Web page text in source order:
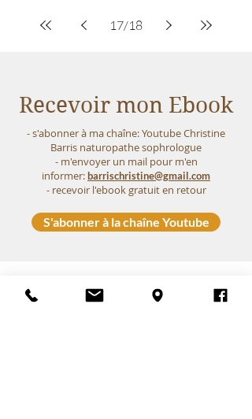
17/18
Recevoir mon Ebook
- s'abonner à ma chaîne: Youtube Christine
Barris naturopathe sophrologue
- m'envoyer un mail pour m'en
informer:barrischristine@gmail.com
- recevoir l'ebook gratuit en retour
S'abonner à la chaîne Youtube
Contact